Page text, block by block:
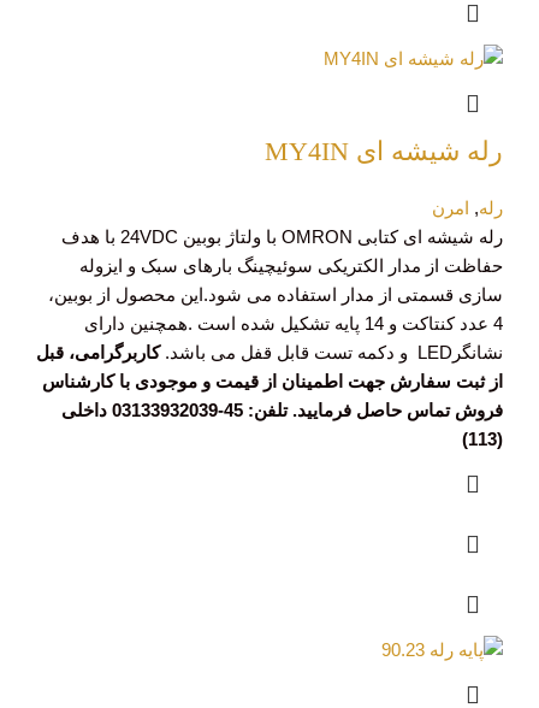
رله شیشه ای MY4IN
رله, امرن
رله شیشه ای کتابی OMRON با ولتاژ بوبین 24VDC با هدف
حفاظت از مدار الکتریکی سوئیچینگ بارهای سبک و ایزوله
سازی قسمتی از مدار استفاده می شود.این محصول از بوبین،
4 عدد کنتاکت و 14 پایه تشکیل شده است .همچنین دارای
نشانگرLED و دکمه تست قابل قفل می باشد.
کاربرگرامی، قبل
از ثبت سفارش جهت اطمینان از قیمت و موجودی با کارشناس
فروش تماس حاصل فرمایید. تلفن: 45-03133932039 داخلی
(113)